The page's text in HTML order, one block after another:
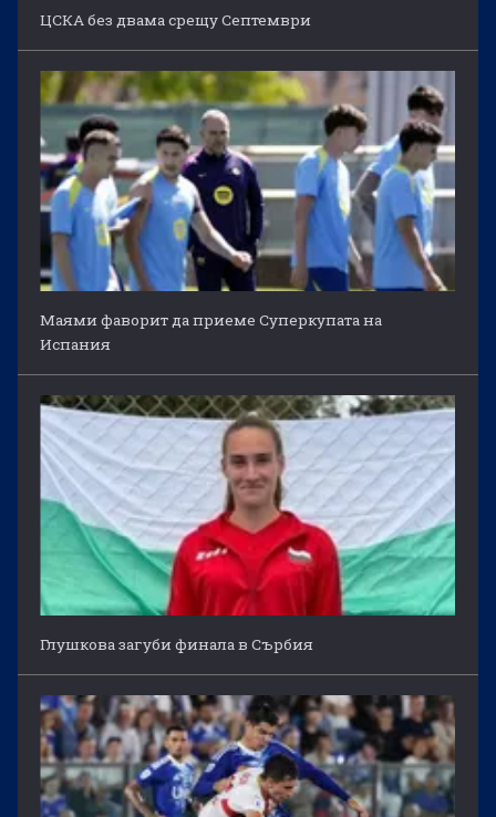
ЦСКА без двама срещу Септември
Маями фаворит да приеме Суперкупата на
Испания
Глушкова загуби финала в Сърбия